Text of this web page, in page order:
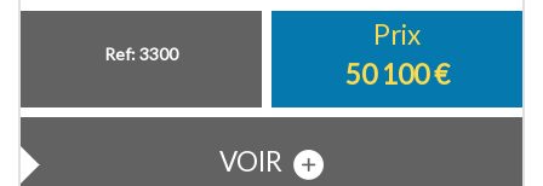
Ref: 3300
Prix
50 100€
VOIR